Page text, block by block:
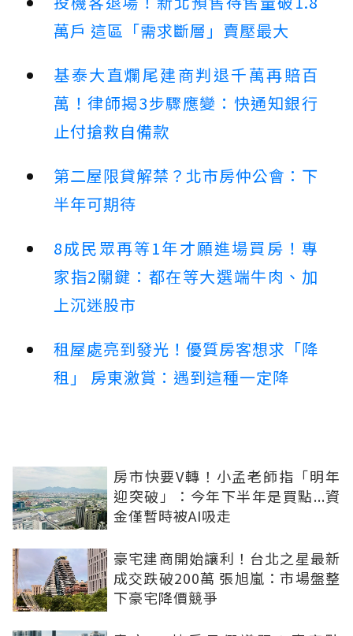
萬戶 這區「需求斷層」賣壓最大
基泰大直爛尾建商判退千萬再賠百
萬！律師揭3步驟應變：快通知銀行
止付搶救自備款
第二屋限貸解禁？北市房仲公會：下
半年可期待
8成民眾再等1年才願進場買房！專
家指2關鍵：都在等大選端牛肉、加
上沉迷股市
租屋處亮到發光！優質房客想求「降
租」 房東激賞：遇到這種一定降
房市快要V轉！小孟老師指「明年
迎突破」：今年下半年是買點...資
金僅暫時被AI吸走
豪宅建商開始讓利！台北之星最新
成交跌破200萬 張旭嵐：市場盤整
下豪宅降價競爭